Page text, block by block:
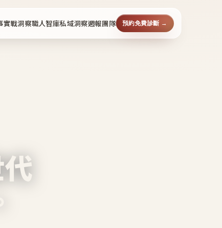
實戰洞察職人智庫私域洞察週報團隊 預約免費診斷 →